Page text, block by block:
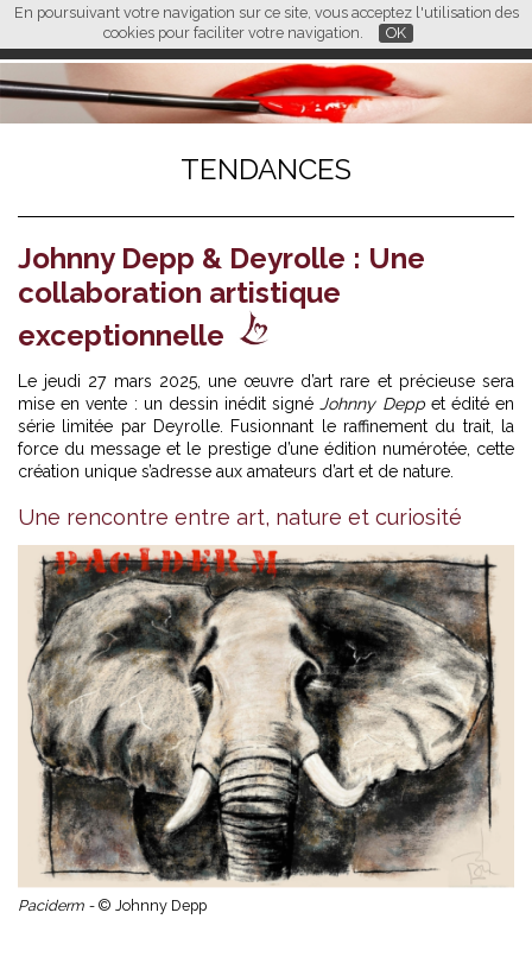
En poursuivant votre navigation sur ce site, vous acceptez l'utilisation des
cookies pour faciliter votre navigation.
OK
FR EN CN
L M
TENDANCES
Johnny Depp & Deyrolle : Une
collaboration artistique
exceptionnelle
Le jeudi 27 mars 2025, une œuvre d’art rare et précieuse sera
mise en vente : un dessin inédit signé Johnny Deppet édité en
série limitée par Deyrolle. Fusionnant le raffinement du trait, la
force du message et le prestige d’une édition numérotée, cette
création unique s’adresse aux amateurs d’art et de nature.
Une rencontre entre art, nature et curiosité
Paciderm - © Johnny Depp